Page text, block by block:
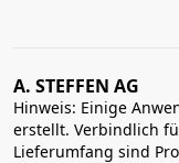
A. STEFFEN AG
Hinweis: Einige
erstellt. Verbindlich
Lieferumfang sind